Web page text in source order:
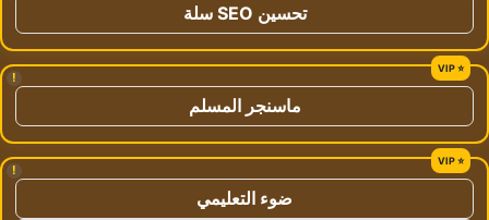
تحسين SEO سلة
!
ماسنجر المسلم
!
ضوء التعليمي